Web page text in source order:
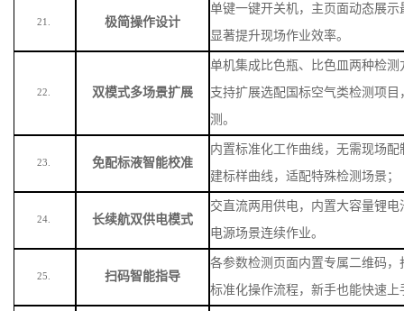
21. 极简操作设计
单键一键开关机，主页面动态展
显著提升现场作业效率。
22. 双模式多场景扩展
单机集成比色瓶、比色皿两种检
支持扩展选配国标空气类检测项
测。
23. 免配标液智能校准
内置标准化工作曲线，无需现场
建标样曲线，适配特殊检测场景 ；
24. 长续航双供电模式
交直流两用供电，内置大容量锂电
电源场景连续作业。
25. 扫码智能指导
各参数检测页面内置专属二维码
标准化操作流程，新手也能快速上